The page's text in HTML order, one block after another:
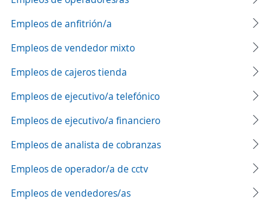
Empleos de anfitrión/a
Empleos de vendedor mixto
Empleos de cajeros tienda
Empleos de ejecutivo/a telefónico
Empleos de ejecutivo/a financiero
Empleos de analista de cobranzas
Empleos de operador/a de cctv
Empleos de vendedores/as